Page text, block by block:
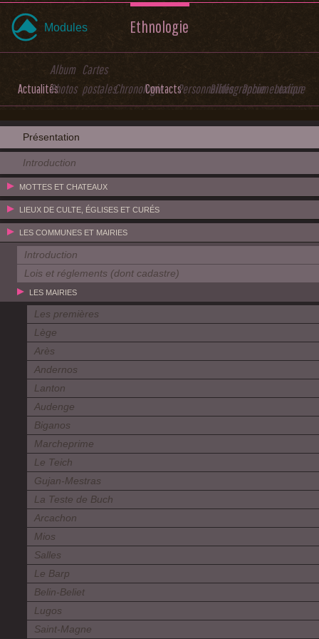
Modules Ethnologie
Actualités
Album
Photos
Cartes
postalesChronologieContactsPersonnalitésBibliographieDocumentation
Lexique
Présentation
Introduction
MOTTES ET CHATEAUX
LIEUX DE CULTE, ÉGLISES ET CURÉS
LES COMMUNES ET MAIRIES
Introduction
Lois et réglements (dont cadastre)
LES MAIRIES
Les premières
Lège
Arès
Andernos
Lanton
Audenge
Biganos
Marcheprime
Le Teich
Gujan-Mestras
La Teste de Buch
Arcachon
Mios
Salles
Le Barp
Belin-Beliet
Lugos
Saint-Magne